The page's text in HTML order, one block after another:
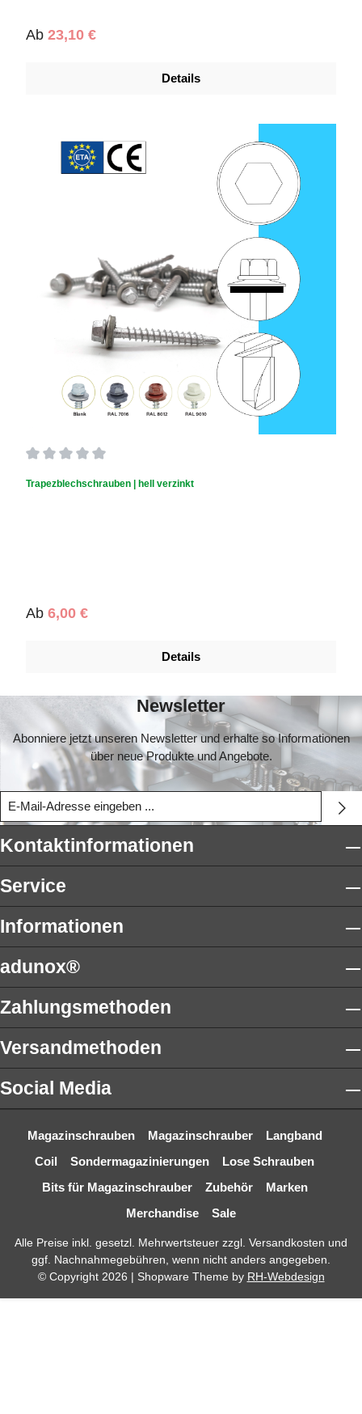
Regulärer Preis:
Ab 23,10 €
Details
Trapezblechschrauben | hell verzinkt
Regulärer Preis:
Ab 6,00 €
Details
Newsletter
Abonniere jetzt unseren Newsletter und erhalte so Informationen
über neue Produkte und Angebote.
Kontaktinformationen
Service
Informationen
adunox®
Zahlungsmethoden
Versandmethoden
Social Media
Magazinschrauben Magazinschrauber
Langband
Coil
Sondermagazinierungen
Lose Schrauben
Bits für Magazinschrauber
Zubehör
Marken
Merchandise
Sale
Alle Preise inkl. gesetzl. Mehrwertsteuer zzgl. Versandkosten und
ggf. Nachnahmegebühren, wenn nicht anders angegeben.
© Copyright 2026 | Shopware Theme by RH-Webdesign